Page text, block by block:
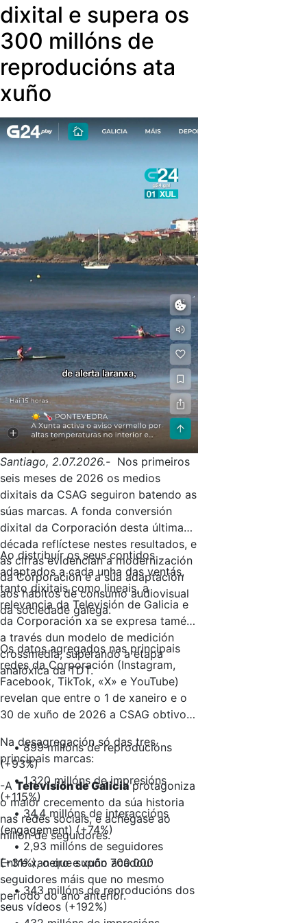
das producións máis exportadas e
dobradas da historia da televisión.
dixital e supera os
300 millóns de
reproducións ata
xuño
Santiago, 2.07.2026.- Nos primeiros
seis meses de 2026 os medios
dixitais da CSAG seguiron batendo as
súas marcas. A fonda conversión
dixital da Corporación desta última
década reflíctese nestes resultados, e
as cifras evidencian a modernización
da Corporación e a súa adaptación
aos hábitos de consumo audiovisual
da sociedade galega.
Ao distribuír os seus contidos
adaptados a cada unha das ventás,
tanto dixitais como lineais, a
relevancia da Televisión de Galicia e
da Corporación xa se expresa tamén
a través dun modelo de medición
crossmedia, superando a etapa
analóxica da TDT.
Os datos agregados nas principais
redes da Corporación (Instagram,
Facebook, TikTok, «X» e YouTube)
revelan que entre o 1 de xaneiro e o
30 de xuño de 2026 a CSAG obtivo:
• 899 millóns de reproducións
(+93%)
• 1.320 millóns de impresións
(+115%)
• 34,4 millóns de interaccións
(engagement) (+74%)
• 2,93 millóns de seguidores
(+31%), o que supón 700.000
seguidores máis que no mesmo
período do ano anterior.
Na desagregación só das tres
principais marcas:
-ATelevisión de Galiciaprotagoniza
o maior crecemento da súa historia
nas redes sociais, e achégase ao
millón de seguidores.
Entre xaneiro e xuño acadou:
• 343 millóns de reproducións dos
seus vídeos (+192%)